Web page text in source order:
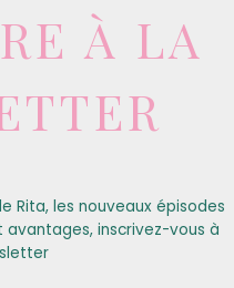
À LA
Rita, les nouveaux épisodes
inscrivez-vous à